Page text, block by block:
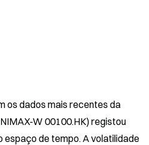
os dados mais recentes da
W 00100.HK) registou
espaço de tempo. A volatilidade